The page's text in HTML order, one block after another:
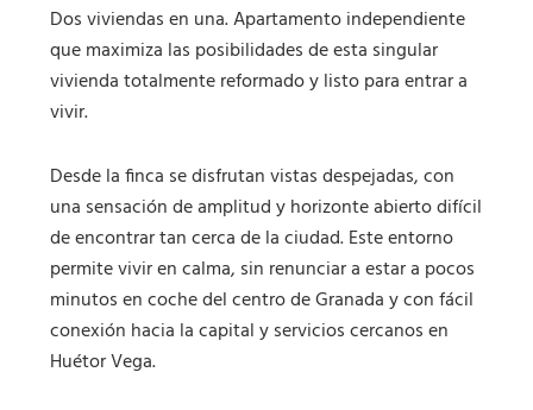
Dos viviendas en una. Apartamento independiente
que maximiza las posibilidades de esta singular
vivienda totalmente reformado y listo para entrar a
vivir.
Desde la finca se disfrutan vistas despejadas, con
una sensación de amplitud y horizonte abierto difícil
de encontrar tan cerca de la ciudad. Este entorno
permite vivir en calma, sin renunciar a estar a pocos
minutos en coche del centro de Granada y con fácil
conexión hacia la capital y servicios cercanos en
Huétor Vega.